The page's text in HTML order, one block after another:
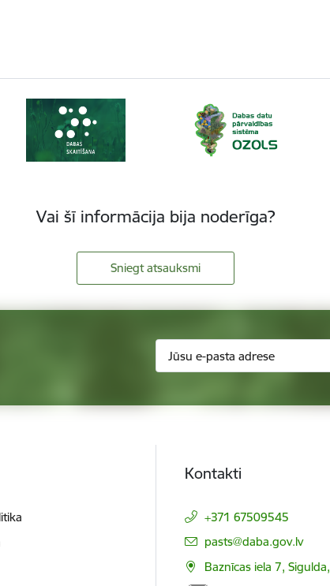
Vai šī informācija bija noderīga?
Sniegt atsauksmi
Kontakti
+371 67509545
E-pasts:
pasts@daba.gov.lv
Baznīcas iela 7,